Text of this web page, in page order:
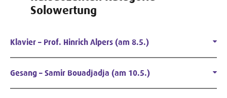
Solowertung
Klavier – Prof. Hinrich Alpers (am 8.5.)
Gesang – Samir Bouadjadja (am 10.5.)